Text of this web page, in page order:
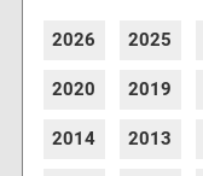
2026 2025
2020 2019
2014 2013